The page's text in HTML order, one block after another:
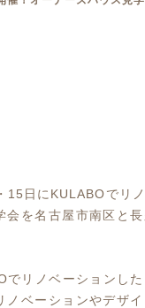
15日にKULABOでリ
会を名古屋市南区と
でリノベーションし
ノベーションやデザ